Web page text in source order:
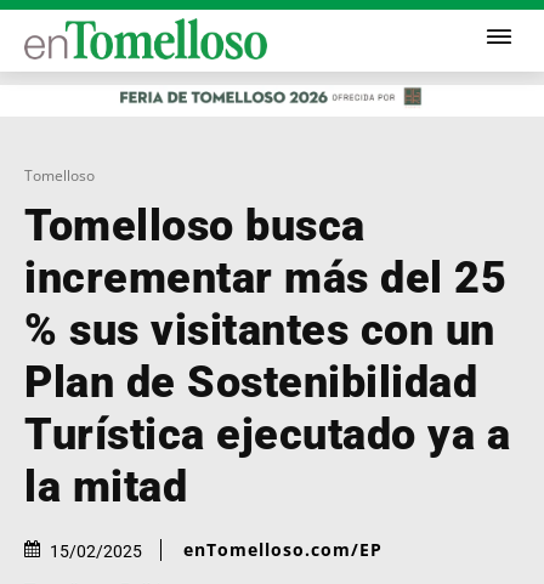
Tomelloso
Tomelloso busca
incrementar más del 25
% sus visitantes con un
Plan de Sostenibilidad
Turística ejecutado ya a
la mitad
15/02/2025 enTomelloso.com/EP